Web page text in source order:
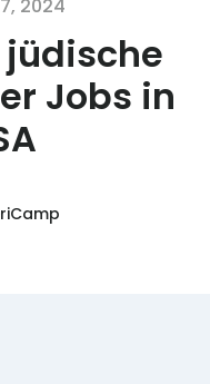
2024
Jobs in